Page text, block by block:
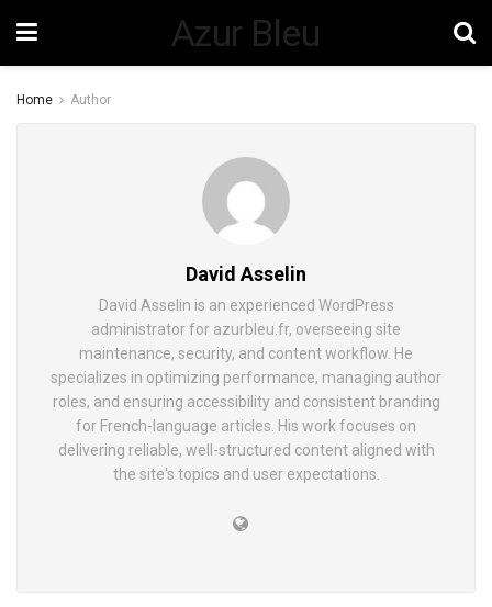
Azur Bleu
Home Author
David Asselin
David Asselin is an experienced WordPress
administrator for azurbleu.fr, overseeing site
maintenance, security, and content workflow. He
specializes in optimizing performance, managing author
roles, and ensuring accessibility and consistent branding
for French-language articles. His work focuses on
delivering reliable, well-structured content aligned with
the site's topics and user expectations.